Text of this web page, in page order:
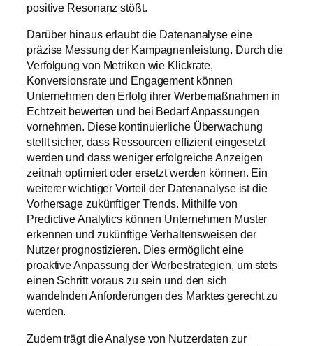
positive Resonanz stößt.
Darüber hinaus erlaubt die Datenanalyse eine
präzise Messung der Kampagnenleistung. Durch die
Verfolgung von Metriken wie Klickrate,
Konversionsrate und Engagement können
Unternehmen den Erfolg ihrer Werbemaßnahmen in
Echtzeit bewerten und bei Bedarf Anpassungen
vornehmen. Diese kontinuierliche Überwachung
stellt sicher, dass Ressourcen effizient eingesetzt
werden und dass weniger erfolgreiche Anzeigen
zeitnah optimiert oder ersetzt werden können. Ein
weiterer wichtiger Vorteil der Datenanalyse ist die
Vorhersage zukünftiger Trends. Mithilfe von
Predictive Analytics können Unternehmen Muster
erkennen und zukünftige Verhaltensweisen der
Nutzer prognostizieren. Dies ermöglicht eine
proaktive Anpassung der Werbestrategien, um stets
einen Schritt voraus zu sein und den sich
wandelnden Anforderungen des Marktes gerecht zu
werden.
Zudem trägt die Analyse von Nutzerdaten zur